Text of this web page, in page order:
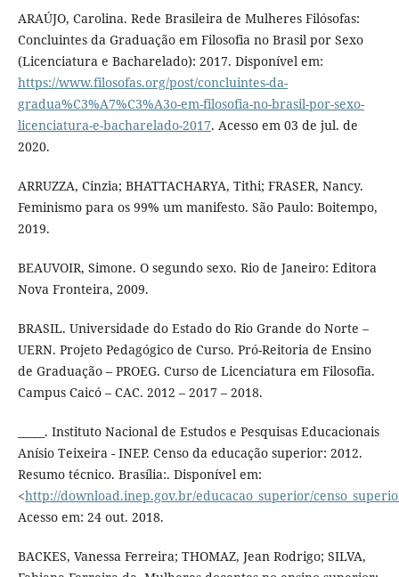
ARAÚJO, Carolina. Rede Brasileira de Mulheres Filósofas:
Concluintes da Graduação em Filosofia no Brasil por Sexo
(Licenciatura e Bacharelado): 2017. Disponível em:
https://www.filosofas.org/post/concluintes-da-
gradua%C3%A7%C3%A3o-em-filosofia-no-brasil-por-sexo-
licenciatura-e-bacharelado-2017. Acesso em 03 de jul. de
2020.
ARRUZZA, Cinzia; BHATTACHARYA, Tithi; FRASER, Nancy.
Feminismo para os 99% um manifesto. São Paulo: Boitempo,
2019.
BEAUVOIR, Simone. O segundo sexo. Rio de Janeiro: Editora
Nova Fronteira, 2009.
BRASIL. Universidade do Estado do Rio Grande do Norte –
UERN. Projeto Pedagógico de Curso. Pró-Reitoria de Ensino
de Graduação – PROEG. Curso de Licenciatura em Filosofia.
Campus Caicó – CAC. 2012 – 2017 – 2018.
_____. Instituto Nacional de Estudos e Pesquisas Educacionais
Anísio Teixeira - INEP. Censo da educação superior: 2012.
Resumo técnico. Brasília:. Disponível em:
<http://download.inep.gov.br/educacao_superior/
Acesso em: 24 out. 2018.
BACKES, Vanessa Ferreira; THOMAZ, Jean Rodrigo; SILVA,